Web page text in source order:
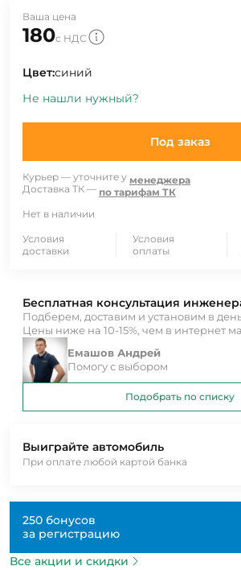
Ваша цена
180с НДС
Цвет:синий
Не нашли нужный?
Под заказ
Курьер — уточните у менеджера
Доставка ТК — по тарифам ТК
Нет в наличии
Условия
доставки
Условия
оплаты
Выиграйте автомобиль
При оплате любой картой банка
250 бонусов
за регистрацию
Все акции и скидки
Бесплатная консультация
Подберем, доставим и установим в
Цены ниже на 10-15%, чем в интернет
Емашов Андрей
Помогу с выбором
Подобрать по списку